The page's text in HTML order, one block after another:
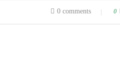
0 comments 0